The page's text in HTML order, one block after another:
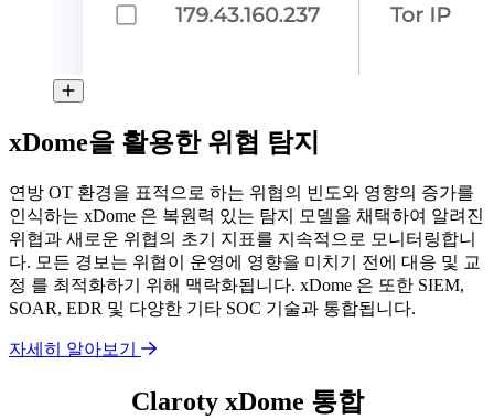
xDome을 활용한 위협 탐지
연방 OT 환경을 표적으로 하는 위협의 빈도와 영향의 증가를
인식하는 xDome 은 복원력 있는 탐지 모델을 채택하여 알려진
위협과 새로운 위협의 초기 지표를 지속적으로 모니터링합니
다. 모든 경보는 위협이 운영에 영향을 미치기 전에 대응 및 교
정 를 최적화하기 위해 맥락화됩니다. xDome 은 또한 SIEM,
SOAR, EDR 및 다양한 기타 SOC 기술과 통합됩니다.
자세히 알아보기
Claroty xDome 통합